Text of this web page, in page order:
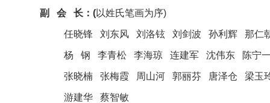
副 会 长：(以姓氏笔画为序)
任晓锋 刘东风 刘洛铉 刘剑波 孙利辉 那仁
杨 钢 李青松 李海琼 连建军 沈伟东 陈宁
张晓楠 张梅霞 周山河 郭丽芬 唐泽仓 梁玉
游建华 蔡智敏